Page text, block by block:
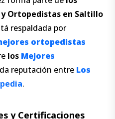
y Ortopedistas en Saltillo
respaldada por
ortopedistas
los Mejores
reputación entre Los
.
Asociaciones y Certificaciones